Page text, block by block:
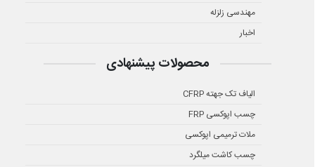
مهندسی زلزله
اخبار
محصولات پیشنهادی
الیاف تک جهته CFRP
چسب اپوکسی FRP
ملات ترمیمی اپوکسی
چسب کاشت میلگرد